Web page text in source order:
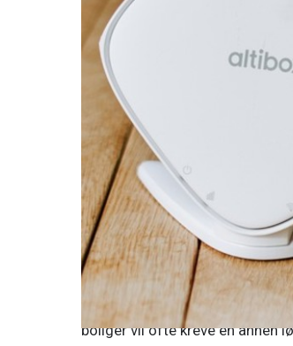
– Hvorfor har jeg
Først og fremst
bør du
med fiber, kan enkelte ting bli
Wifi-signalene svekkes over
av betong eller murstein, gulv
gipsvegger gir vanligvis lite
Andre ting som kan forstyrre
nettbrett, pcer og tv i tillegg
av enhetene dine du kobler til
I en liten leilighet kan det
boliger vil ofte kreve en annen